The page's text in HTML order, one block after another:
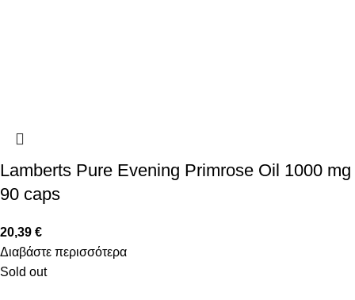
Lamberts Pure Evening Primrose Oil 1000 mg
90 caps
20,39 €
Διαβάστε περισσότερα
Sold out